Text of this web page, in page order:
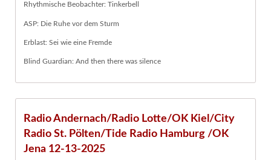
Rhythmische Beobachter: Tinkerbell
ASP: Die Ruhe vor dem Sturm
Erblast: Sei wie eine Fremde
Blind Guardian: And then there was silence
Radio Andernach/Radio Lotte/OK Kiel/City
Radio St. Pölten/Tide Radio Hamburg /OK
Jena 12-13-2025